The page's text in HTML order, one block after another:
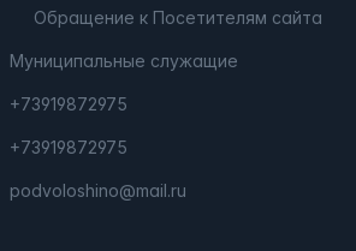
Обращение к Посетителям сайта
Муниципальные служащие
+73919872975
+73919872975
podvoloshino@mail.ru